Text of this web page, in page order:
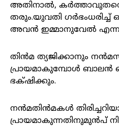
അതിനാല്‍,
തരും.യുവതി ഗര്‍ഭംധരിച്ച്‌
അവന്‍ ഇമ്മാനുവേല്‍ എന്നു
തിന്‍മ ത്യജിക്കാനും
പ്രായമാകുമ്പോള്‍
ഭക്‌ഷിക്കും.
നന്‍മതിന്‍മകള്‍
പ്രായമാകുന്നതിനുമുന്‍പ്‌